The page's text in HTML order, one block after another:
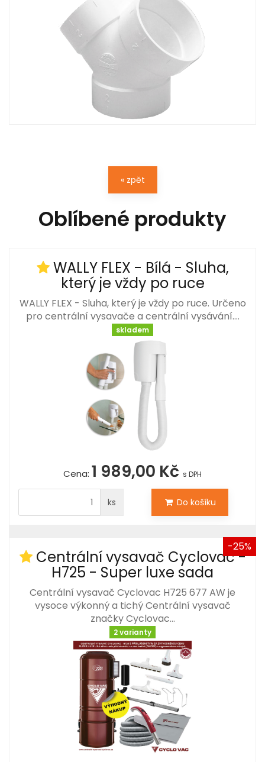
« zpět
Oblíbené produkty
WALLY FLEX - Bílá - Sluha,
který je vždy po ruce
WALLY FLEX - Sluha, který je vždy po ruce. Určeno
pro centrální vysavače a centrální vysávání.…
skladem
Cena: 1 989,00 Kč s DPH
ks Do košíku
-25%
Centrální vysavač Cyclovac -
H725 - Super luxe sada
Centrální vysavač Cyclovac H725 677 AW je
vysoce výkonný a tichý Centrální vysavač
značky Cyclovac…
2 varianty